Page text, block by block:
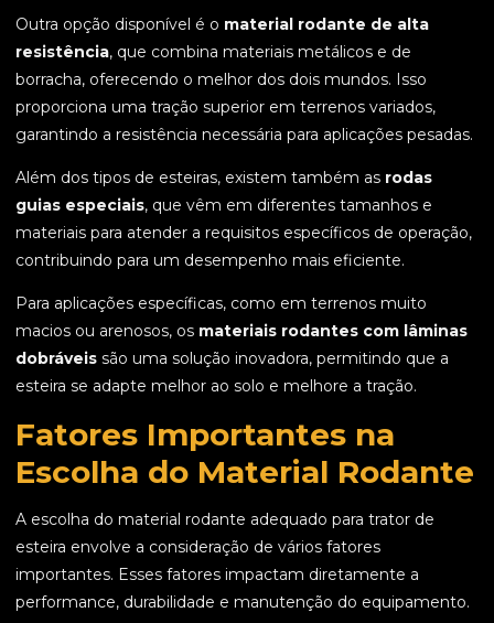
Outra opção disponível é o material rodante de alta
resistência, que combina materiais metálicos e de
borracha, oferecendo o melhor dos dois mundos. Isso
proporciona uma tração superior em terrenos variados,
garantindo a resistência necessária para aplicações pesadas.
Além dos tipos de esteiras, existem também as rodas
guias especiais, que vêm em diferentes tamanhos e
materiais para atender a requisitos específicos de operação,
contribuindo para um desempenho mais eficiente.
Para aplicações específicas, como em terrenos muito
macios ou arenosos, os materiais rodantes com lâminas
dobráveis são uma solução inovadora, permitindo que a
esteira se adapte melhor ao solo e melhore a tração.
Fatores Importantes na
Escolha do Material Rodante
A escolha do material rodante adequado para trator de
esteira envolve a consideração de vários fatores
importantes. Esses fatores impactam diretamente a
performance, durabilidade e manutenção do equipamento.